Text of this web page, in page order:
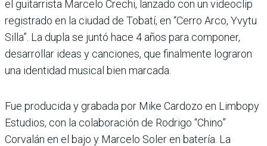
el guitarrista Marcelo Crechi, lanzado con un videoclip
registrado en la ciudad de Tobatí, en “Cerro Arco, Yvytu
Silla”. La dupla se juntó hace 4 años para componer,
desarrollar ideas y canciones, que finalmente lograron
una identidad musical bien marcada.
Fue producida y grabada por Mike Cardozo en Limbopy
Estudios, con la colaboración de Rodrigo “Chino”
Corvalán en el bajo y Marcelo Soler en batería. La